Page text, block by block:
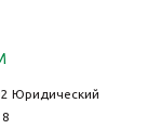
Юридический